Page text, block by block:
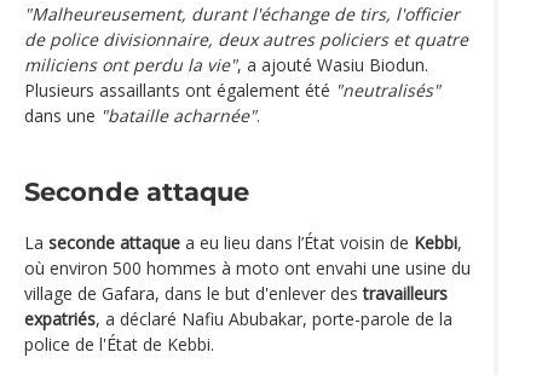
"Malheureusement, durant l'échange de tirs, l'officier
de police divisionnaire, deux autres policiers et quatre
miliciens ont perdu la vie", a ajouté Wasiu Biodun.
Plusieurs assaillants ont également été "neutralisés"
dans une "bataille acharnée".
Seconde attaque
La seconde attaque a eu lieu dans l’État voisin de Kebbi,
où environ 500 hommes à moto ont envahi une usine du
village de Gafara, dans le but d'enlever destravailleurs
expatriés, a déclaré Nafiu Abubakar, porte-parole de la
police de l'État de Kebbi.